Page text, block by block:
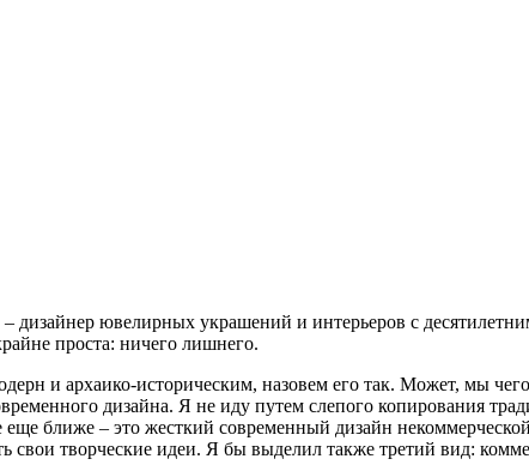
дизайнер ювелирных украшений и интерьеров с
проста: ничего лишнего.
и архаико-историческим, назовем его так. Может, мы
дизайна. Я не иду путем слепого копирования
ближе – это жесткий современный дизайн
свои творческие идеи. Я бы выделил также третий вид: